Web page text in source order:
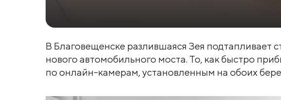
В Благовещенске разлившаяся Зея подтапливает
нового автомобильного моста. То, как быстро
по онлайн-камерам, установленным на обоих